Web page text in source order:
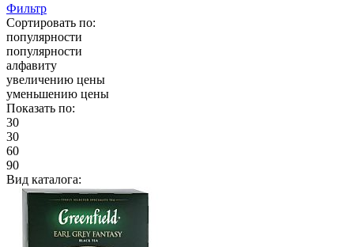
Фильтр
Сортировать по:
популярности
популярности
алфавиту
увеличению цены
уменьшению цены
Показать по:
30
30
60
90
Вид каталога: